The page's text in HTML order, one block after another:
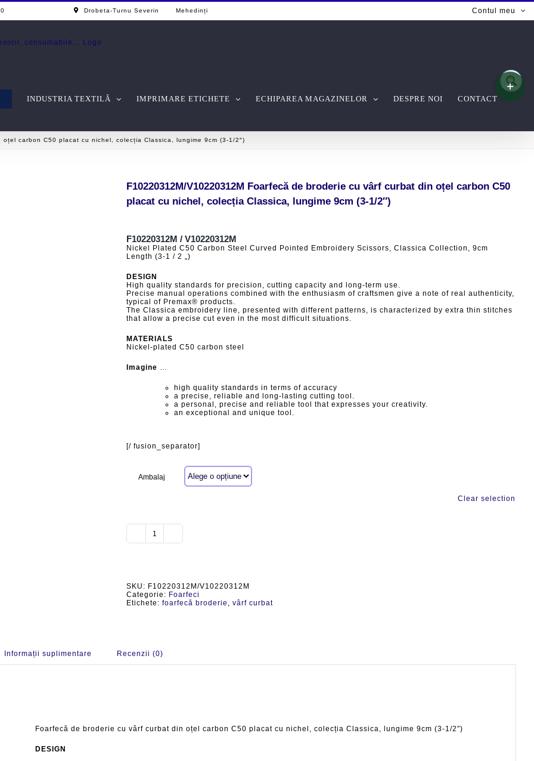
- 17.00 Drobeta-Turnu Severin Mehedinți Contul meu
INDUSTRIA TEXTILĂ IMPRIMARE ETICHETE ECHIPAREA MAGAZINELOR DESPRE NOI CONTACT
carbon C50 placat cu nichel, colecția Classica, lungime 9cm (3-1/2″)
F10220312M/V10220312M Foarfecă de broderie cu vârf curbat din oțel carbon C50
placat cu nichel, colecția Classica, lungime 9cm (3-1/2″)
F10220312M / V10220312M
Nickel Plated C50 Carbon Steel Curved Pointed Embroidery Scissors, Classica Collection, 9cm
Length (3-1 / 2 „)
DESIGN
High quality standards for precision, cutting capacity and long-term use.
Precise manual operations combined with the enthusiasm of craftsmen give a note of real authenticity,
typical of Premax® products.
The Classica embroidery line, presented with different patterns, is characterized by extra thin stitches
that allow a precise cut even in the most difficult situations.
MATERIALS
Nickel-plated C50 carbon steel
Imagine …
high quality standards in terms of accuracy
a precise, reliable and long-lasting cutting tool.
a personal, precise and reliable tool that expresses your creativity.
an exceptional and unique tool.
[/ fusion_separator]
Ambalaj
Clear selection
Cantitate
F10220312M/V10220312M
vârf
curbat
din
nichel,
SKU: F10220312M/V10220312M
Categorie: Foarfeci
Etichete: foarfecă broderie , vârf curbat
Informații suplimentare Recenzii (0)
Foarfecă de broderie cu vârf curbat din oțel carbon C50 placat cu nichel, colecția Classica, lungime 9cm (3-1/2″)
DESIGN
Toggle
Sliding
Bar
Area